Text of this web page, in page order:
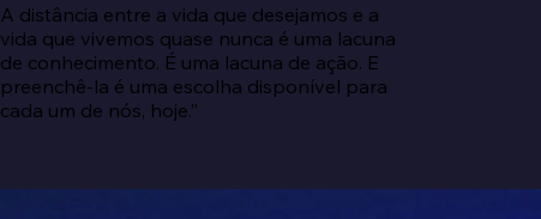
A distância entre a vida que desejamos e a
vida que vivemos quase nunca é uma lacuna
de conhecimento. É uma lacuna de ação. E
preenchê-la é uma escolha disponível para
cada um de nós, hoje.”